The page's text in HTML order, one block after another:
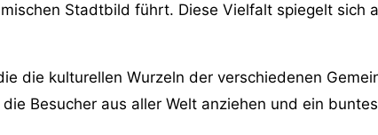
Stadtbild führt. Diese Vielfalt spiegelt sich
die kulturellen Wurzeln der verschiedenen
Besucher aus aller Welt anziehen und ein